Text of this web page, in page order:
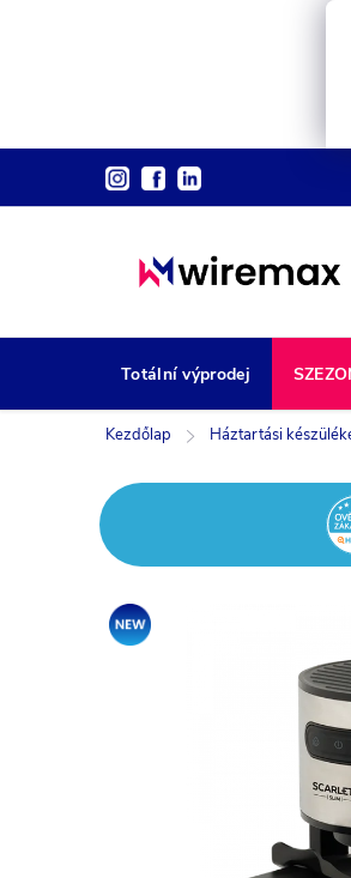
Totální výprodej
Kezdőlap Háztartási
Akció